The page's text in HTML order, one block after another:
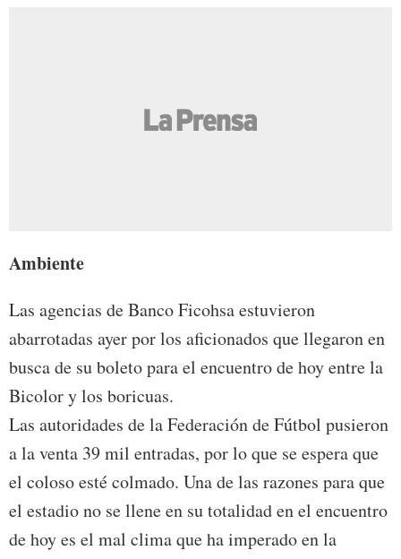
Ambiente
Las agencias de Banco Ficohsa estuvieron
abarrotadas ayer por los aficionados que llegaron en
busca de su boleto para el encuentro de hoy entre la
Bicolor y los boricuas.
Las autoridades de la Federación de Fútbol pusieron
a la venta 39 mil entradas, por lo que se espera que
el coloso esté colmado. Una de las razones para que
el estadio no se llene en su totalidad en el encuentro
de hoy es el mal clima que ha imperado en la